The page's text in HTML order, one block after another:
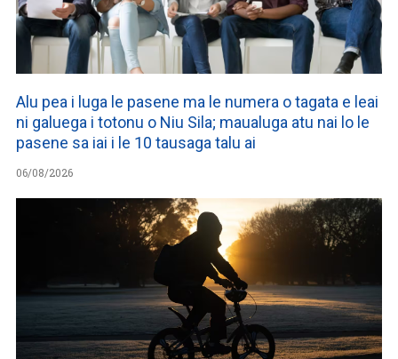
Alu pea i luga le pasene ma le numera o tagata e leai
ni galuega i totonu o Niu Sila; maualuga atu nai lo le
pasene sa iai i le 10 tausaga talu ai
06/08/2026